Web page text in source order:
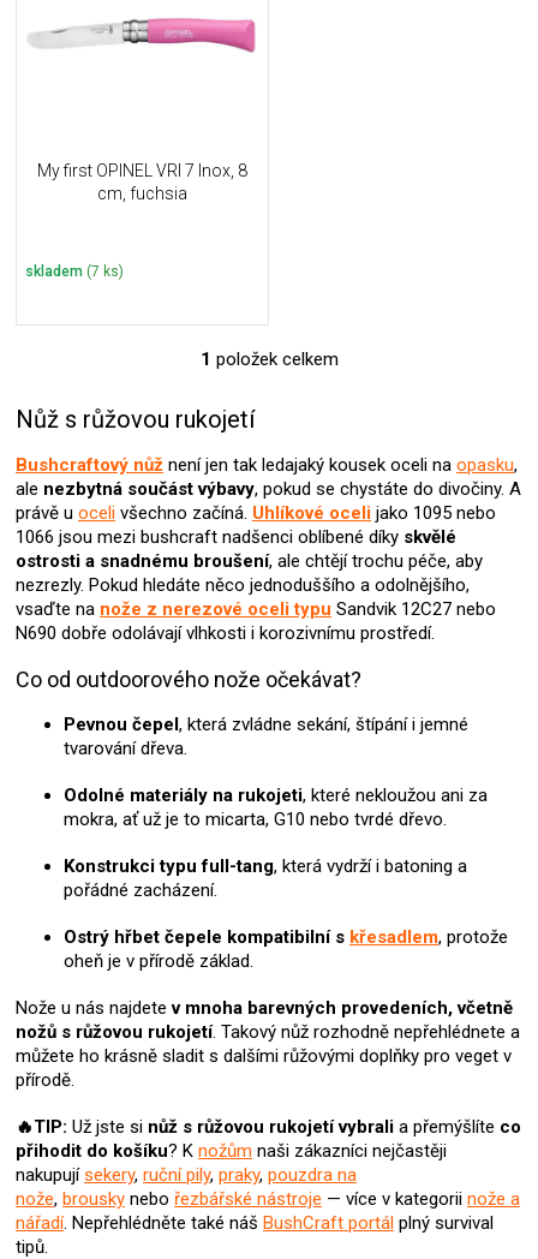
My first OPINEL VRI 7 Inox, 8
cm, fuchsia
skladem (7 ks)
O
d
a
c
í
p
r
v
k
y
ý
p
i
1 položek celkem
Nůž s růžovou rukojetí
Bushcraftový nůž není jen tak ledajaký kousek oceli na opasku,
ale nezbytná součást výbavy, pokud se chystáte do divočiny. A
právě u oceli všechno začíná. Uhlíkové oceli jako 1095 nebo
1066 jsou mezi bushcraft nadšenci oblíbené díky skvělé
ostrosti a snadnému broušení, ale chtějí trochu péče, aby
nezrezly. Pokud hledáte něco jednoduššího a odolnějšího,
vsaďte na nože z nerezové oceli typu Sandvik 12C27 nebo
N690 dobře odolávají vlhkosti i korozivnímu prostředí.
Co od outdoorového nože očekávat?
Pevnou čepel, která zvládne sekání, štípání i jemné
tvarování dřeva.
Odolné materiály na rukojeti, které nekloužou ani za
mokra, ať už je to micarta, G10 nebo tvrdé dřevo.
Konstrukci typu full-tang, která vydrží i batoning a
pořádné zacházení.
Ostrý hřbet čepele kompatibilní s křesadlem, protože
oheň je v přírodě základ.
Nože u nás najdetev mnoha barevných provedeních, včetně
nožů s růžovou rukojetí. Takový nůž rozhodně nepřehlédnete a
můžete ho krásně sladit s dalšími růžovými doplňky pro veget v
přírodě.
🔥TIP: Už jste si nůž s růžovou rukojetívybrali a přemýšlíte co
přihodit do košíku? K nožům naši zákazníci nejčastěji
nakupujísekery, ruční pily, praky, pouzdra na
nože, brousky nebo řezbářské nástroje — více v kategorii nože a
nářadí. Nepřehlédněte také náš BushCraft portál plný survival
tipů.